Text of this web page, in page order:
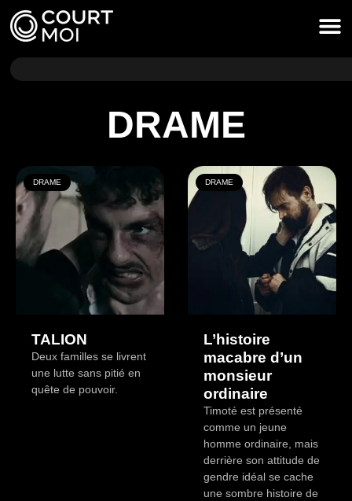
DRAME
DRAME
TALION
Deux familles se livrent
une lutte sans pitié en
quête de pouvoir.
DRAME
L’histoire
macabre d’un
monsieur
ordinaire
Timoté est présenté
comme un jeune
homme ordinaire, mais
derrière son attitude de
gendre idéal se cache
une sombre histoire de